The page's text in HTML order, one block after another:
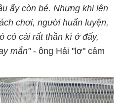
ấy còn bé. Nhưng khi lên
chơi, người huấn luyện,
có cái rất thần kì ở đấy,
mắn"- ông Hải "lơ" cảm